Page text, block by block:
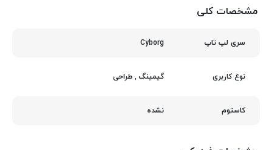
مشخصات کلی
سری لپ تاپ Cyborg
نوع کاربری گیمینگ , طراحی
کاستوم نشده